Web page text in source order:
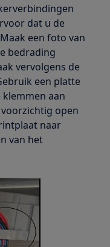
dat u de
een foto van
bedrading
vervolgens de
een platte
aan
open
naar
van het